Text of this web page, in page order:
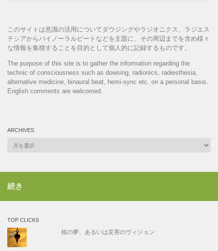
このサイトは意識の活用についてダウジングやラジオニクス、ラジエス
テシアからバイノーラルビートなどを主題に、その周辺までを含め様々
な情報を集積することを目的として個人的に記録するものです。
The purpose of this site is to gather the information regarding the
technic of consciousness such as dowsing, radionics, radiesthesia,
alternative medicine, binaural beat, hemi-sync etc. on a personal basis.
English comments are welcomed.
ARCHIVES
Archives
続き
TOP CLICKS
核の夢、あるいは災害のヴィジョン